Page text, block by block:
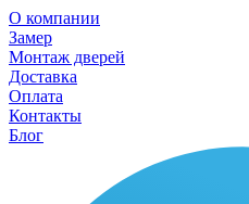
О компании
Замер
Монтаж дверей
Доставка
Оплата
Контакты
Блог